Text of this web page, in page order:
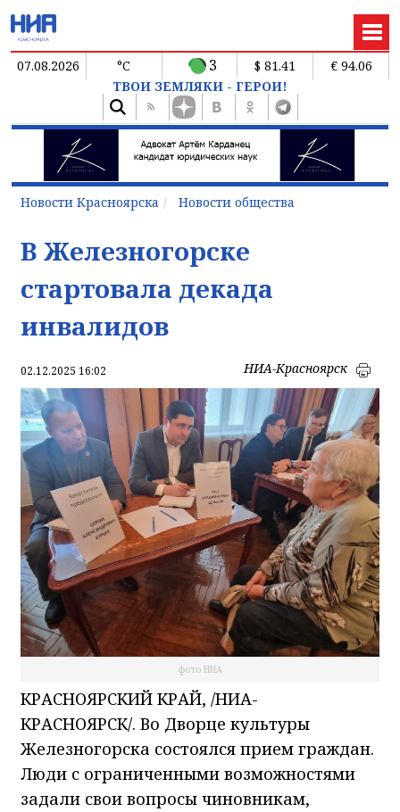
07.08.2026 °C 3 $ 81.41
€ 94.06
ТВОИ ЗЕМЛЯКИ - ГЕРОИ!
Новости Красноярска Новости общества
В Железногорске
стартовала декада
инвалидов
02.12.2025 16:02 НИА-Красноярск
фото НИА
КРАСНОЯРСКИЙ КРАЙ, /НИА-
КРАСНОЯРСК/. Во Дворце культуры
Железногорска состоялся прием граждан.
Люди с ограниченными возможностями
задали свои вопросы чиновникам,